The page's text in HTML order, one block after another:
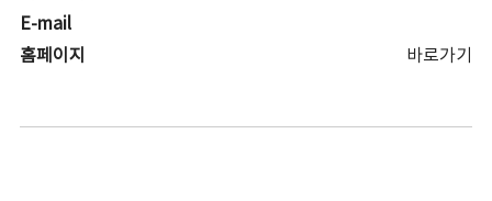
E-mail
홈페이지
바로가기